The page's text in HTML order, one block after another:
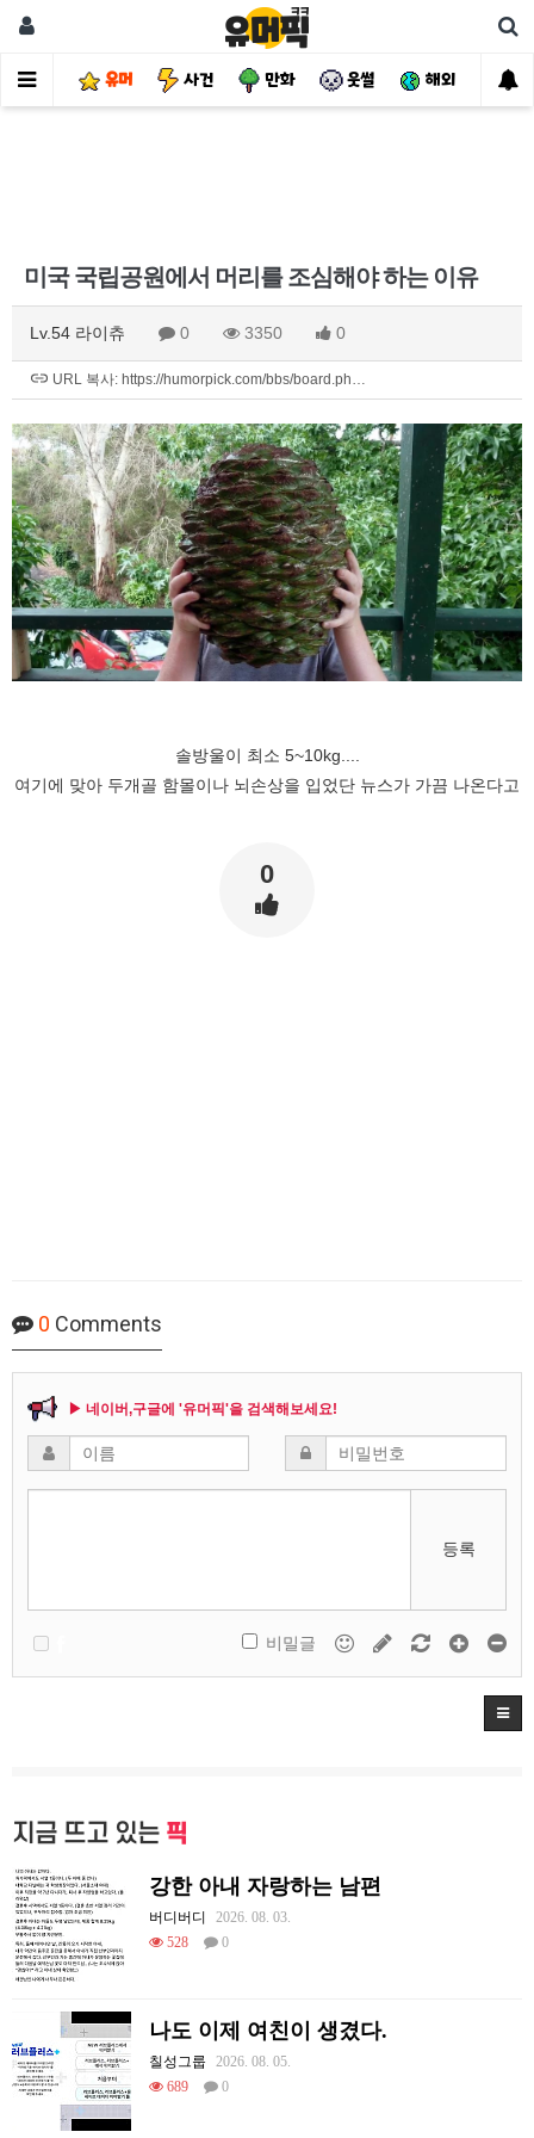
유머 사건 만화 웃썰 해외 핫
미국 국립공원에서 머리를 조심해야 하는 이유
Lv.54 라이츄 0 3350 0
URL 복사: https://humorpick.com/bbs/board.ph…
솔방울이 최소 5~10kg....
여기에 맞아 두개골 함몰이나 뇌손상을 입었단 뉴스가 가끔 나온다고
0
0 Comments
▶ 네이버,구글에 '유머픽'을 검색해보세요!
등록
비밀글
지금 뜨고 있는 픽
강한 아내 자랑하는 남편
버디버디
2026. 08. 03.
528
0
나도 이제 여친이 생겼다.
칠성그룹
2026. 08. 05.
689
0